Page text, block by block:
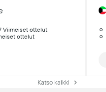
Viimeiset ottelut
ottelut
Katso kaikki